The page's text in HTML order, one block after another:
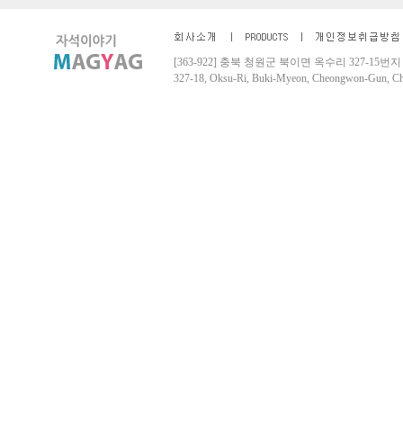
[363-922] 충북 청원군 북이면 옥수리 327-15번지
327-18, Oksu-Ri, Buki-Myeon, Cheongwon-Gun,